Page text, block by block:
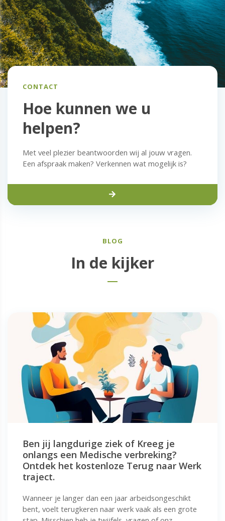
CONTACT
Hoe kunnen we u
helpen?
Met veel plezier beantwoorden wij al jouw vragen.
Een afspraak maken? Verkennen wat mogelijk is?
BLOG
In de kijker
Ben jij langdurige ziek of Kreeg je
onlangs een Medische verbreking?
Ontdek het kostenloze Terug naar Werk
traject.
Wanneer je langer dan een jaar arbeidsongeschikt
bent, voelt terugkeren naar werk vaak als een grote